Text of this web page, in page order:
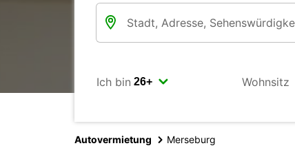
Ich bin Wohnsitz
Autovermietung Merseburg